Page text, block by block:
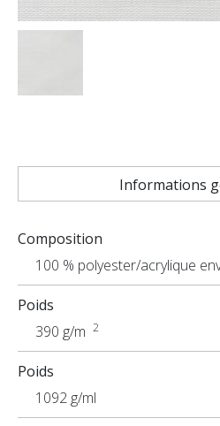
Informations
Composition
100 % polyester/acrylique
Poids
390 g/m 2
Poids
1092 g/ml